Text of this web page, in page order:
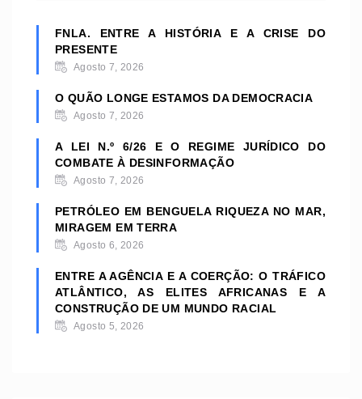
FNLA. ENTRE A HISTÓRIA E A CRISE DO
PRESENTE
Agosto 7, 2026
O QUÃO LONGE ESTAMOS DA DEMOCRACIA
Agosto 7, 2026
A LEI N.º 6/26 E O REGIME JURÍDICO DO
COMBATE À DESINFORMAÇÃO
Agosto 7, 2026
PETRÓLEO EM BENGUELA RIQUEZA NO MAR,
MIRAGEM EM TERRA
Agosto 6, 2026
ENTRE A AGÊNCIA E A COERÇÃO: O TRÁFICO
ATLÂNTICO, AS ELITES AFRICANAS E A
CONSTRUÇÃO DE UM MUNDO RACIAL
Agosto 5, 2026